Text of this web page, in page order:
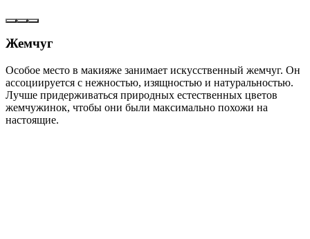
Жемчуг
Особое место в макияже занимает искусственный жемчуг. Он
ассоциируется с нежностью, изящностью и натуральностью.
Лучше придерживаться природных естественных цветов
жемчужинок, чтобы они были максимально похожи на
настоящие.